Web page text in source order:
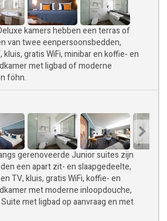
kamers hebben een terras of
van twee eenpersoonsbedden,
gratis WiFi, minibar en koffie- en
met ligbad of moderne
föhn.
gerenoveerde Junior suites zijn
een apart zit- en slaapgedeelte,
TV, kluis, gratis WiFi, koffie- en
met moderne inloopdouche,
met ligbad op aanvraag en met